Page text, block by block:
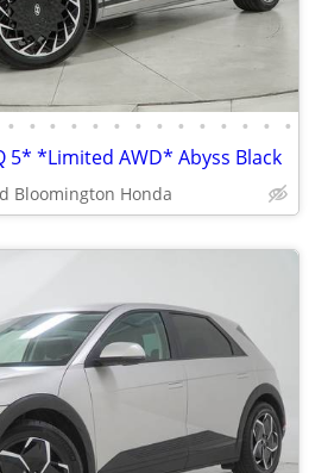
• • • • • • • • • • • • • •
5* *Limited AWD* Abyss Black
Bloomington Honda